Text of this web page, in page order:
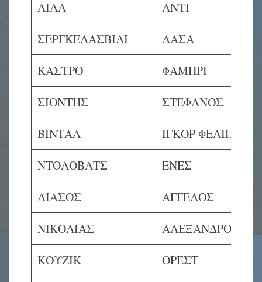
ΛΙΛΑ
ΑΝΤΙ
ΣΕΡΓΚΕΛΑΣΒΙΛΙ
ΛΑΣΑ
ΚΑΣΤΡΟ
ΦΑΜΠΡΙ
ΣΙΟΝΤΗΣ
ΣΤΕΦΑΝΟΣ
ΒΙΝΤΑΛ
ΙΓΚΟΡ ΦΕΛΙΠΕ
ΝΤΟΛΟΒΑΤΣ
ΕΝΕΣ
ΛΙΑΣΟΣ
ΑΓΓΕΛΟΣ
ΝΙΚΟΛΙΑΣ
ΑΛΕΞΑΝΔΡΟΣ
ΚΟΥΖΙΚ
ΟΡΕΣΤ